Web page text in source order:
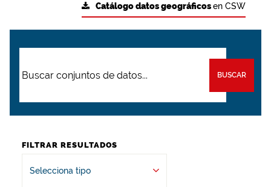
Catálogo datos geográficosen CSW
BUSCAR
FILTRAR RESULTADOS
Selecciona tipo